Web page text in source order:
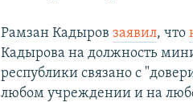
Рамзан Кадыровзаявил, что
Кадырова на должность
республики связано с
любом учреждении и на